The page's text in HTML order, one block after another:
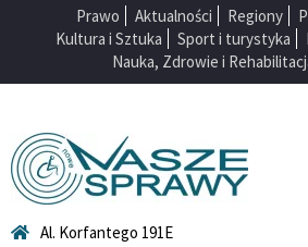
Prawo Aktualności Regiony
Kultura i Sztuka
Sport i turystyka
Nauka, Zdrowie i
Al. Korfantego 191E